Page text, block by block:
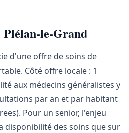
le-Grand
d'une offre de soins de
Côté offre locale : 1
aux médecins généralistes y
par an et par habitant
Pour un senior, l'enjeu
disponibilité des soins que sur